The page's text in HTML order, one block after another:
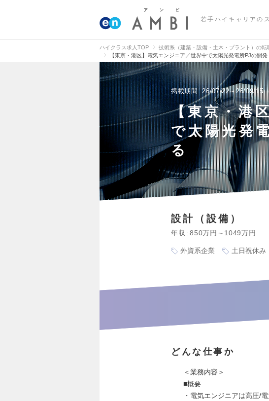
若手ハイキャリアの
ハイクラス求人TOP 技術系（建築・設備・土木・プラント）の転
【東京・港区】電気エンジニア／世界中で太陽光発電所PJの開
掲載期間 26/07/22～26/09/15
【東京・港
で太陽光発
る
設計（設備）
年収 850万円～1049万円
外資系企業 土日祝休み
どんな仕事か
＜業務内容＞
■概要
・電気エンジニアは高圧/